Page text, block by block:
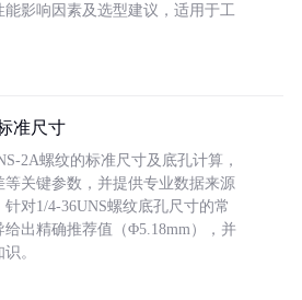
能影响因素及选型建议，适用于工
准尺寸
2A螺纹的标准尺寸及底孔计算，
关键参数，并提供专业数据来源
针对1/4-36UNS螺纹底孔尺寸的常
给出精确推荐值（Φ5.18mm），并
。